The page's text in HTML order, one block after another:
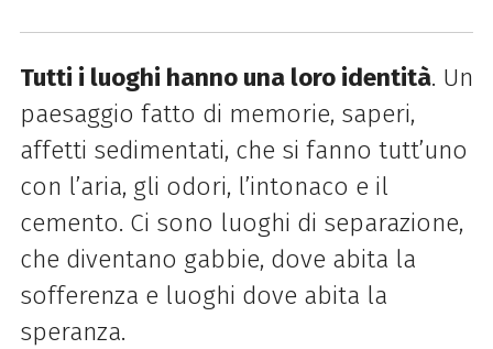
Tutti i luoghi hanno una loro identità. Un
paesaggio fatto di memorie, saperi,
affetti sedimentati, che si fanno tutt’uno
con l’aria, gli odori, l’intonaco e il
cemento. Ci sono luoghi di separazione,
che diventano gabbie, dove abita la
sofferenza e luoghi dove abita la
speranza.